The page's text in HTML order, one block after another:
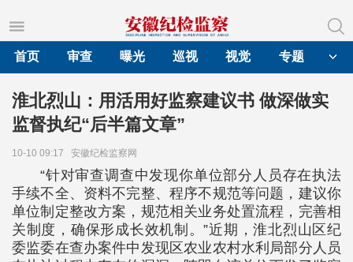
首页
审查 曝光 巡视 视觉 专题
淮北烈山：用活用好监察建议书 做深做实
监督执纪“后半篇文章”
10-10 09:17 安徽纪检监察网
“针对审查调查中发现你单位部分人员存在执法
手续不全、资料不完整、程序不规范等问题，建议你
单位制定整改方案，规范相关业务处置流程，完善相
关制度，确保形成长效机制。”近期，淮北烈山区纪
委监委在查办案件中发现区农业农村水利局部分人员